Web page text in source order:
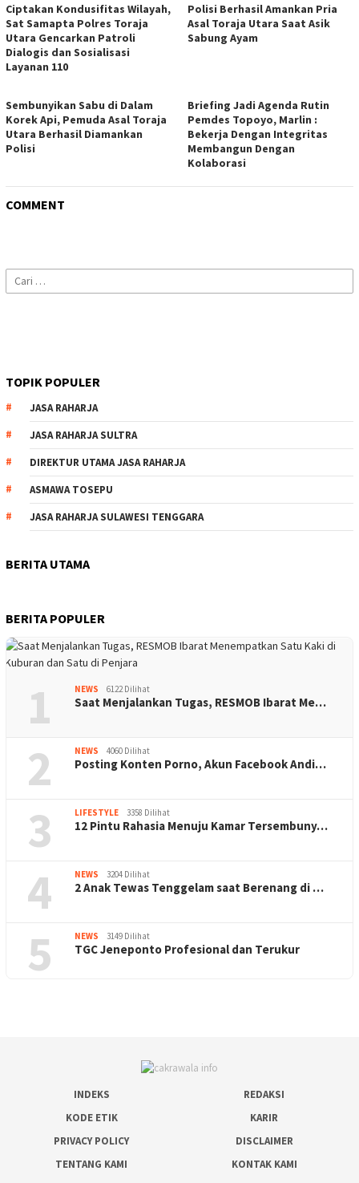
Ciptakan Kondusifitas Wilayah,
Sat Samapta Polres Toraja
Utara Gencarkan Patroli
Dialogis dan Sosialisasi
Layanan 110
Polisi Berhasil Amankan Pria
Asal Toraja Utara Saat Asik
Sabung Ayam
Sembunyikan Sabu di Dalam
Korek Api, Pemuda Asal Toraja
Utara Berhasil Diamankan
Polisi
Briefing Jadi Agenda Rutin
Pemdes Topoyo, Marlin :
Bekerja Dengan Integritas
Membangun Dengan
Kolaborasi
COMMENT
Cari
untuk:
TOPIK POPULER
JASA RAHARJA
JASA RAHARJA SULTRA
DIREKTUR UTAMA JASA RAHARJA
ASMAWA TOSEPU
JASA RAHARJA SULAWESI TENGGARA
BERITA UTAMA
BERITA POPULER
1 NEWS 6122 Dilihat
Saat Menjalankan Tugas, RESMOB Ibarat Me…
2 NEWS 4060 Dilihat
Posting Konten Porno, Akun Facebook Andi…
3 LIFESTYLE 3358 Dilihat
12 Pintu Rahasia Menuju Kamar Tersembuny…
4 NEWS 3204 Dilihat
2 Anak Tewas Tenggelam saat Berenang di …
5 NEWS 3149 Dilihat
TGC Jeneponto Profesional dan Terukur
INDEKS
REDAKSI
KODE ETIK
KARIR
PRIVACY POLICY
DISCLAIMER
TENTANG KAMI
KONTAK KAMI